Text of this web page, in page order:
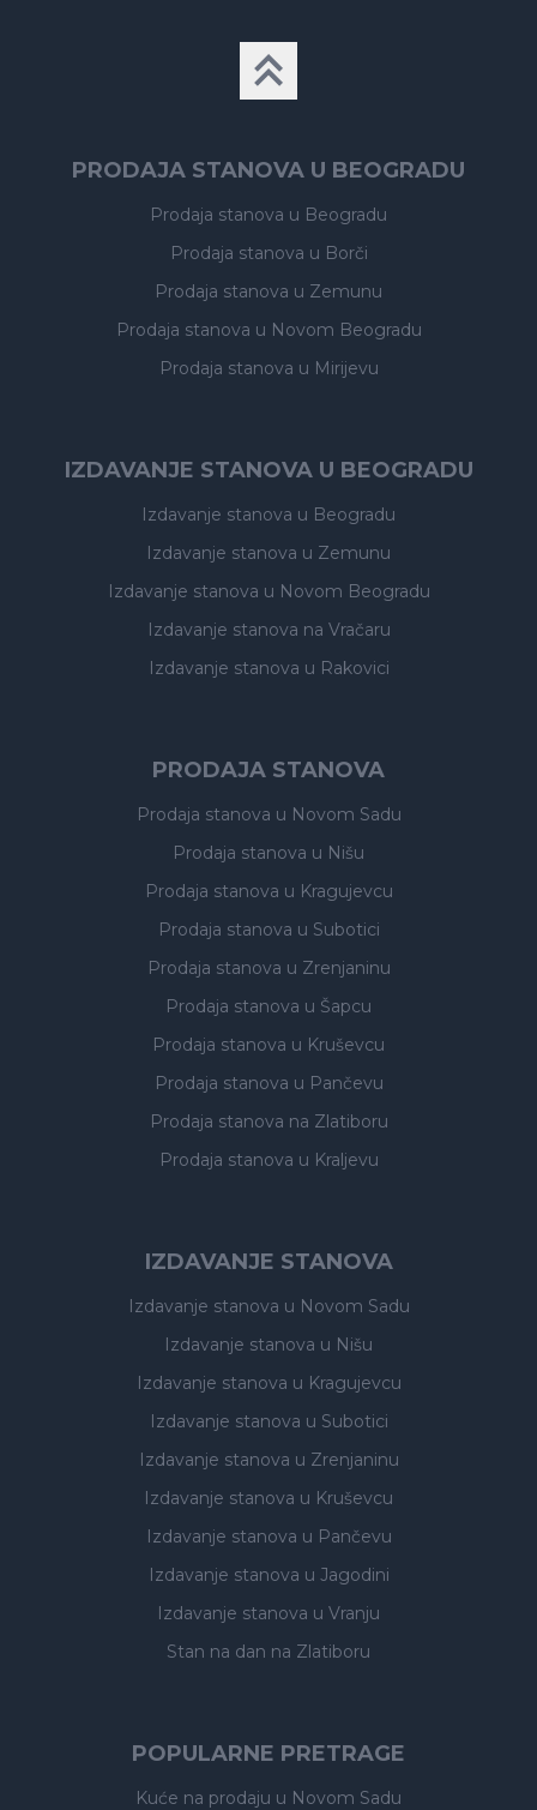
PRODAJA STANOVA U BEOGRADU
Prodaja stanova u Beogradu
Prodaja stanova u Borči
Prodaja stanova u Zemunu
Prodaja stanova u Novom Beogradu
Prodaja stanova u Mirijevu
IZDAVANJE STANOVA U BEOGRADU
Izdavanje stanova u Beogradu
Izdavanje stanova u Zemunu
Izdavanje stanova u Novom Beogradu
Izdavanje stanova na Vračaru
Izdavanje stanova u Rakovici
PRODAJA STANOVA
Prodaja stanova u Novom Sadu
Prodaja stanova u Nišu
Prodaja stanova u Kragujevcu
Prodaja stanova u Subotici
Prodaja stanova u Zrenjaninu
Prodaja stanova u Šapcu
Prodaja stanova u Kruševcu
Prodaja stanova u Pančevu
Prodaja stanova na Zlatiboru
Prodaja stanova u Kraljevu
IZDAVANJE STANOVA
Izdavanje stanova u Novom Sadu
Izdavanje stanova u Nišu
Izdavanje stanova u Kragujevcu
Izdavanje stanova u Subotici
Izdavanje stanova u Zrenjaninu
Izdavanje stanova u Kruševcu
Izdavanje stanova u Pančevu
Izdavanje stanova u Jagodini
Izdavanje stanova u Vranju
Stan na dan na Zlatiboru
POPULARNE PRETRAGE
Kuće na prodaju u Novom Sadu